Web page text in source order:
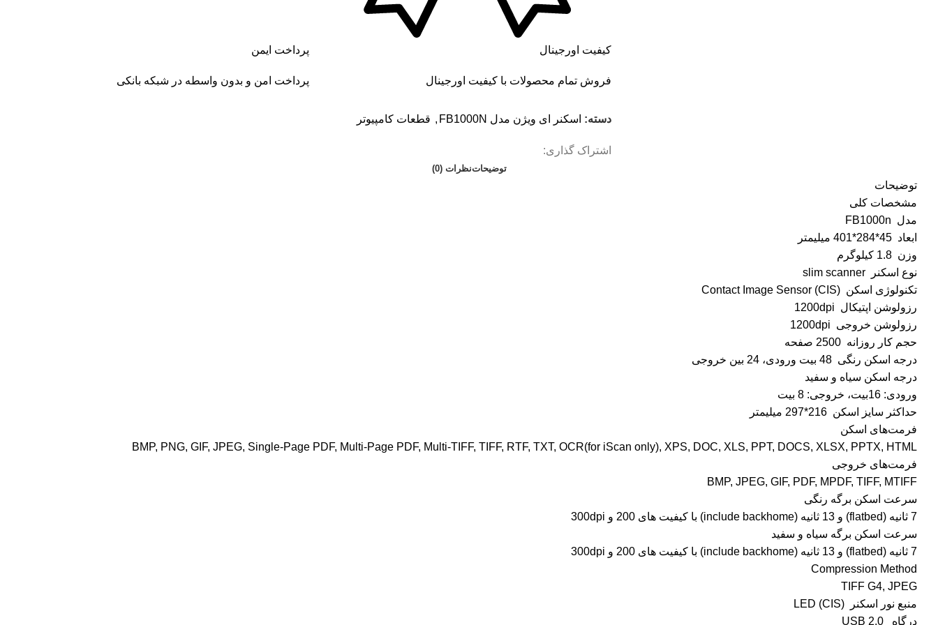
کیفیت اورجینال
فروش تمام محصولات با کیفیت اورجینال
پرداخت ایمن
پرداخت امن و بدون واسطه در شبکه بانکی
دسته: اسکنر ای ویژن مدل FB1000N , قطعات کامپیوتر
اشتراک گذاری:
توضیحاتنظرات (0)
توضیحات
مشخصات کلی
مدل FB1000n
ابعاد 45*284*401 میلیمتر
وزن 1.8 کیلوگرم
نوع اسکنر slim scanner
تکنولوژی اسکن Contact Image Sensor (CIS)
رزولوشن اپتیکال 1200dpi
رزولوشن خروجی 1200dpi
حجم کار روزانه 2500 صفحه
درجه اسکن رنگی 48 بیت ورودی، 24 بین خروجی
درجه اسکن سیاه و سفید
ورودی: 16بیت، خروجی: 8 بیت
حداکثر سایز اسکن 216*297 میلیمتر
فرمت‌های اسکن
BMP, PNG, GIF, JPEG, Single-Page PDF, Multi-Page PDF, Multi-TIFF, TIFF, RTF, TXT, OCR(for iScan only), XPS, DOC, XLS, PPT, DOCS, XLSX, PPTX, HTML
فرمت‌های خروجی
BMP, JPEG, GIF, PDF, MPDF, TIFF, MTIFF
سرعت اسکن برگه رنگی
7 ثانیه (flatbed) و 13 ثانیه (include backhome) با کیفیت های 200 و 300dpi
سرعت اسکن برگه سیاه و سفید
7 ثانیه (flatbed) و 13 ثانیه (include backhome) با کیفیت های 200 و 300dpi
Compression Method
TIFF G4, JPEG
منبع نور اسکنر LED (CIS)
درگاه USB 2.0